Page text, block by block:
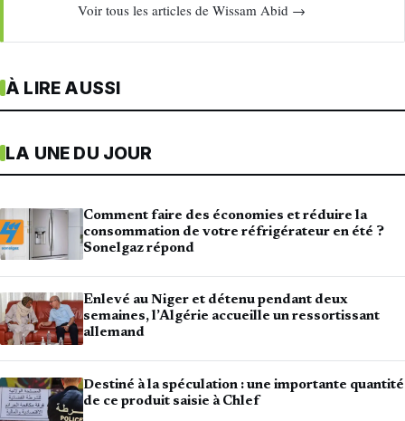
Voir tous les articles de Wissam Abid →
À LIRE AUSSI
LA UNE DU JOUR
Comment faire des économies et réduire la
consommation de votre réfrigérateur en été ?
Sonelgaz répond
Enlevé au Niger et détenu pendant deux
semaines, l’Algérie accueille un ressortissant
allemand
Destiné à la spéculation : une importante quantité
de ce produit saisie à Chlef